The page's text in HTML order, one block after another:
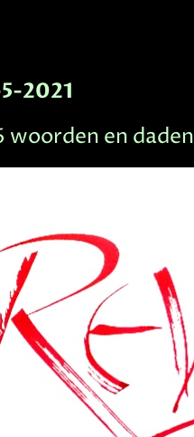
2021
woorden en daden